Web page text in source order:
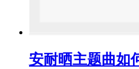
安耐晒主题曲如